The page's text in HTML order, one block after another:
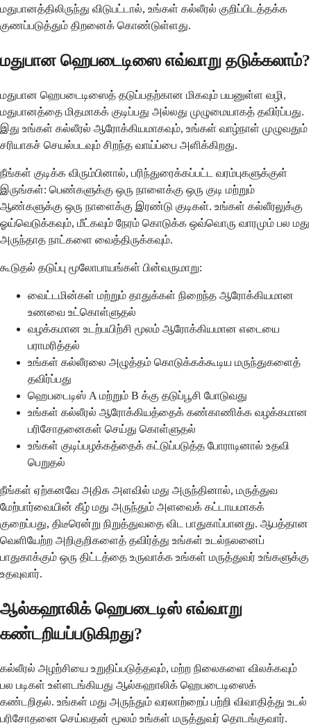
மதுபானத்திலிருந்து விடுபட்டால், உங்கள் கல்லீரல் குறிப்பிடத்தக்க
குணப்படுத்தும் திறனைக் கொண்டுள்ளது.
மதுபான ஹெபடைடிஸை எவ்வாறு தடுக்கலாம்?
மதுபான ஹெபடைடிஸைத் தடுப்பதற்கான மிகவும் பயனுள்ள வழி,
மதுபானத்தை மிதமாகக் குடிப்பது அல்லது முழுமையாகத் தவிர்ப்பது.
இது உங்கள் கல்லீரல் ஆரோக்கியமாகவும், உங்கள் வாழ்நாள் முழுவதும்
சரியாகச் செயல்படவும் சிறந்த வாய்ப்பை அளிக்கிறது.
நீங்கள் குடிக்க விரும்பினால், பரிந்துரைக்கப்பட்ட வரம்புகளுக்குள்
இருங்கள்: பெண்களுக்கு ஒரு நாளைக்கு ஒரு குடி மற்றும்
ஆண்களுக்கு ஒரு நாளைக்கு இரண்டு குடிகள். உங்கள் கல்லீரலுக்கு
ஓய்வெடுக்கவும், மீட்கவும் நேரம் கொடுக்க ஒவ்வொரு வாரமும் பல மது
அருந்தாத நாட்களை வைத்திருக்கவும்.
கூடுதல் தடுப்பு மூலோபாயங்கள் பின்வருமாறு:
வைட்டமின்கள் மற்றும் தாதுக்கள் நிறைந்த ஆரோக்கியமான
உணவை உட்கொள்ளுதல்
வழக்கமான உடற்பயிற்சி மூலம் ஆரோக்கியமான எடையை
பராமரித்தல்
உங்கள் கல்லீரலை அழுத்தம் கொடுக்கக்கூடிய மருந்துகளைத்
தவிர்ப்பது
ஹெபடைடிஸ் A மற்றும் B க்கு தடுப்பூசி போடுவது
உங்கள் கல்லீரல் ஆரோக்கியத்தைக் கண்காணிக்க வழக்கமான
பரிசோதனைகள் செய்து கொள்ளுதல்
உங்கள் குடிப்பழக்கத்தைக் கட்டுப்படுத்த போராடினால் உதவி
பெறுதல்
நீங்கள் ஏற்கனவே அதிக அளவில் மது அருந்தினால், மருத்துவ
மேற்பார்வையின் கீழ் மது அருந்தும் அளவைக் கட்டாயமாகக்
குறைப்பது, திடீரென்று நிறுத்துவதை விட பாதுகாப்பானது. ஆபத்தான
வெளியேற்ற அறிகுறிகளைத் தவிர்த்து உங்கள் உடல்நலனைப்
பாதுகாக்கும் ஒரு திட்டத்தை உருவாக்க உங்கள் மருத்துவர் உங்களுக்கு
உதவுவார்.
ஆல்கஹாலிக் ஹெபடைடிஸ் எவ்வாறு
கண்டறியப்படுகிறது?
கல்லீரல் அழற்சியை உறுதிப்படுத்தவும், மற்ற நிலைகளை விலக்கவும்
பல படிகள் உள்ளடங்கியது ஆல்கஹாலிக் ஹெபடைடிஸைக்
கண்டறிதல். உங்கள் மது அருந்தும் வரலாற்றைப் பற்றி விவாதித்து உடல்
பரிசோதனை செய்வதன் மூலம் உங்கள் மருத்துவர் தொடங்குவார்.